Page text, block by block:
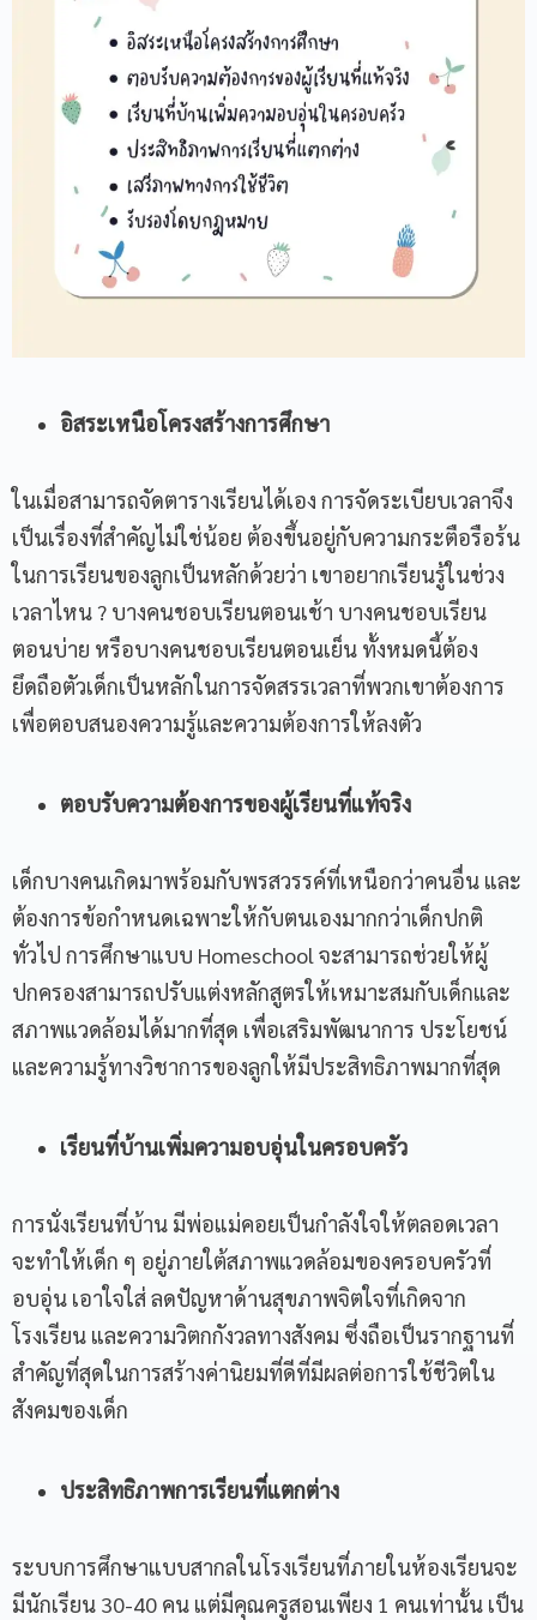
อิสระเหนือโครงสร้างการศึกษา
ในเมื่อสามารถจัดตารางเรียนได้เอง การจัดระเบียบเวลาจึง
เป็นเรื่องที่สำคัญไม่ใช่น้อย ต้องขึ้นอยู่กับความกระตือรือร้น
ในการเรียนของลูกเป็นหลักด้วยว่า เขาอยากเรียนรู้ในช่วง
เวลาไหน ? บางคนชอบเรียนตอนเช้า บางคนชอบเรียน
ตอนบ่าย หรือบางคนชอบเรียนตอนเย็น ทั้งหมดนี้ต้อง
ยึดถือตัวเด็กเป็นหลักในการจัดสรรเวลาที่พวกเขาต้องการ
เพื่อตอบสนองความรู้และความต้องการให้ลงตัว
ตอบรับความต้องการของผู้เรียนที่แท้จริง
เด็กบางคนเกิดมาพร้อมกับพรสวรรค์ที่เหนือกว่าคนอื่น และ
ต้องการข้อกำหนดเฉพาะให้กับตนเองมากกว่าเด็กปกติ
ทั่วไป การศึกษาแบบ Homeschool จะสามารถช่วยให้ผู้
ปกครองสามารถปรับแต่งหลักสูตรให้เหมาะสมกับเด็กและ
สภาพแวดล้อมได้มากที่สุด เพื่อเสริมพัฒนาการ ประโยชน์
และความรู้ทางวิชาการของลูกให้มีประสิทธิภาพมากที่สุด
เรียนที่บ้านเพิ่มความอบอุ่นในครอบครัว
การนั่งเรียนที่บ้าน มีพ่อแม่คอยเป็นกำลังใจให้ตลอดเวลา
จะทำให้เด็ก ๆ อยู่ภายใต้สภาพแวดล้อมของครอบครัวที่
อบอุ่น เอาใจใส่ ลดปัญหาด้านสุขภาพจิตใจที่เกิดจาก
โรงเรียน และความวิตกกังวลทางสังคม ซึ่งถือเป็นรากฐานที่
สำคัญที่สุดในการสร้างค่านิยมที่ดีที่มีผลต่อการใช้ชีวิตใน
สังคมของเด็ก
ประสิทธิภาพการเรียนที่แตกต่าง
ระบบการศึกษาแบบสากลในโรงเรียนที่ภายในห้องเรียนจะ
มีนักเรียน 30-40 คน แต่มีคุณครูสอนเพียง 1 คนเท่านั้น เป็น